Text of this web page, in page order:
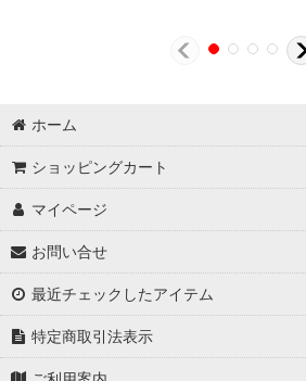
ホーム
ショッピングカート
マイページ
お問い合せ
最近チェックしたアイテム
特定商取引法表示